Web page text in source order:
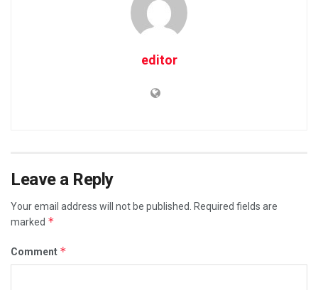
editor
Leave a Reply
Your email address will not be published.
Required fields are
marked *
Comment *